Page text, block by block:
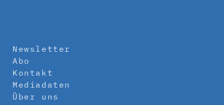
Newsletter
Abo
Kontakt
Mediadaten
Über uns